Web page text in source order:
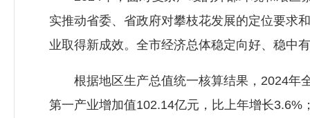
实推动省委、省政府对攀枝花发展的定位要求
业取得新成效。全市经济总体稳定向好、稳中
根据地区生产总值统一核算结果，2024年全
第一产业增加值102.14亿元，比上年增长